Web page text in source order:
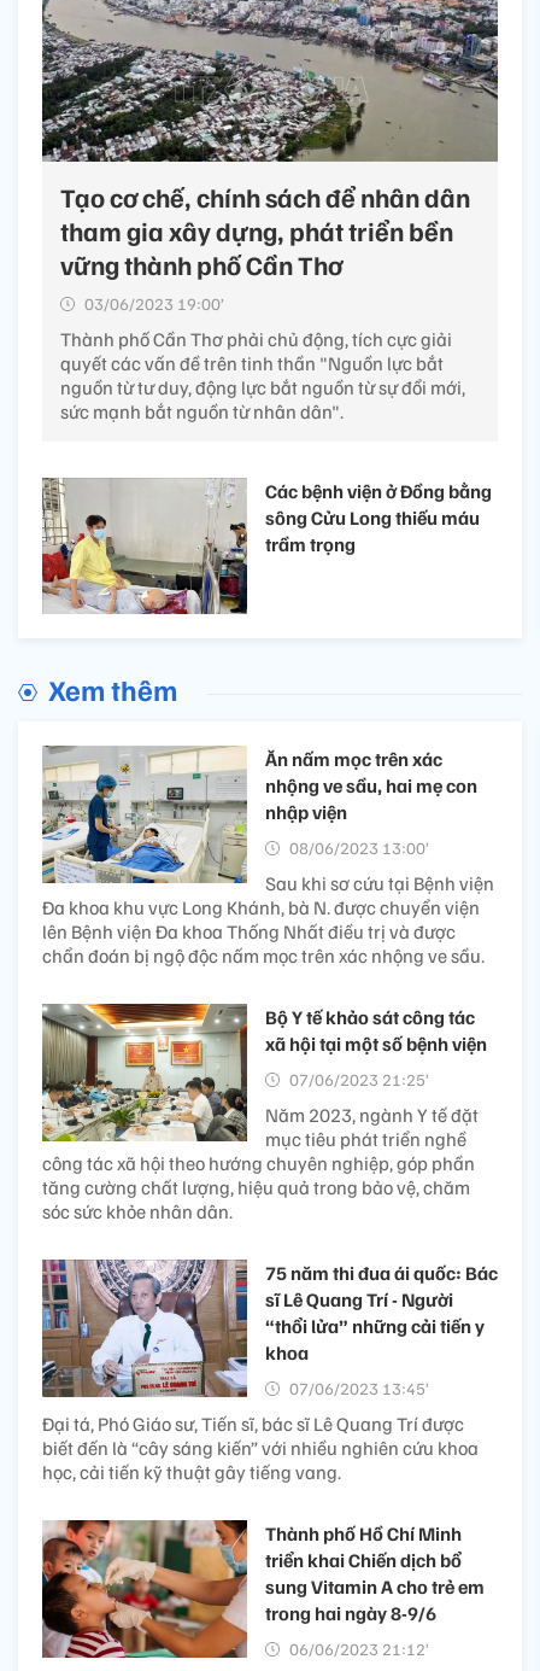
Tạo cơ chế, chính sách để nhân dân
tham gia xây dựng, phát triển bền
vững thành phố Cần Thơ
03/06/2023 19:00’
Thành phố Cần Thơ phải chủ động, tích cực giải
quyết các vấn đề trên tinh thần "Nguồn lực bắt
nguồn từ tư duy, động lực bắt nguồn từ sự đổi mới,
sức mạnh bắt nguồn từ nhân dân".
Các bệnh viện ở Đồng bằng
sông Cửu Long thiếu máu
trầm trọng
Xem thêm
Ăn nấm mọc trên xác
nhộng ve sầu, hai mẹ con
nhập viện
08/06/2023 13:00’
Sau khi sơ cứu tại Bệnh viện
Đa khoa khu vực Long Khánh, bà N. được chuyển viện
lên Bệnh viện Đa khoa Thống Nhất điều trị và được
chẩn đoán bị ngộ độc nấm mọc trên xác nhộng ve sầu.
Bộ Y tế khảo sát công tác
xã hội tại một số bệnh viện
07/06/2023 21:25’
Năm 2023, ngành Y tế đặt
mục tiêu phát triển nghề
công tác xã hội theo hướng chuyên nghiệp, góp phần
tăng cường chất lượng, hiệu quả trong bảo vệ, chăm
sóc sức khỏe nhân dân.
75 năm thi đua ái quốc: Bác
sĩ Lê Quang Trí - Người
“thổi lửa” những cải tiến y
khoa
07/06/2023 13:45’
Đại tá, Phó Giáo sư, Tiến sĩ, bác sĩ Lê Quang Trí được
biết đến là “cây sáng kiến” với nhiều nghiên cứu khoa
học, cải tiến kỹ thuật gây tiếng vang.
Thành phố Hồ Chí Minh
triển khai Chiến dịch bổ
sung Vitamin A cho trẻ em
trong hai ngày 8-9/6
06/06/2023 21:12’